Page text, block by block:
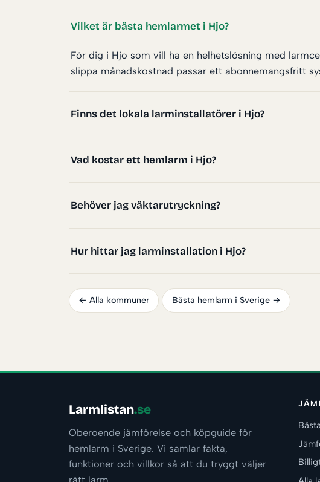
Vilket är bästa hemlarmet i Hjo?
För dig i Hjo som vill ha en helhetslösning med
slippa månadskostnad passar ett abonnemangsfritt
Finns det lokala larminstallatörer i Hjo?
Vad kostar ett hemlarm i Hjo?
Behöver jag väktarutryckning?
Hur hittar jag larminstallation i Hjo?
← Alla kommuner Bästa hemlarm i Sverige →
Larmlistan.se
Oberoende jämförelse och köpguide för
hemlarm i Sverige. Vi samlar fakta,
funktioner och villkor så att du tryggt väljer